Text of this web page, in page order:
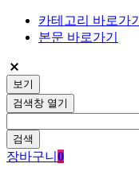
카테고리 바로가기
본문 바로가기
보기
검색창 열기
검색
장바구니 0